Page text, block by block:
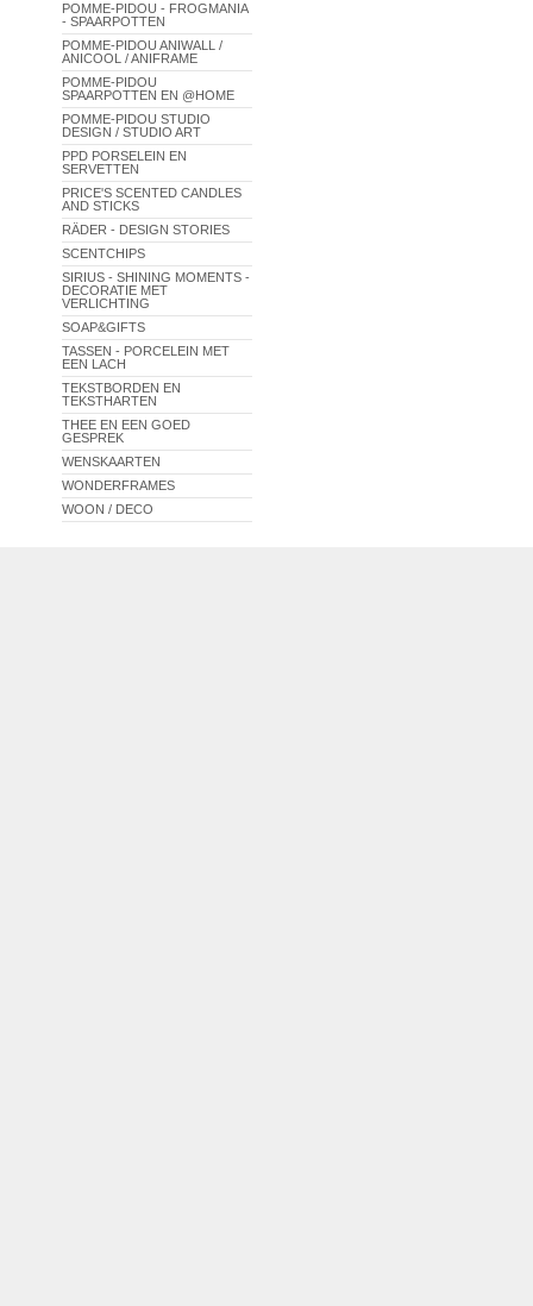
POMME-PIDOU - FROGMANIA
- SPAARPOTTEN
POMME-PIDOU ANIWALL /
ANICOOL / ANIFRAME
POMME-PIDOU
SPAARPOTTEN EN @HOME
POMME-PIDOU STUDIO
DESIGN / STUDIO ART
PPD PORSELEIN EN
SERVETTEN
PRICE'S SCENTED CANDLES
AND STICKS
RÄDER - DESIGN STORIES
SCENTCHIPS
SIRIUS - SHINING MOMENTS -
DECORATIE MET
VERLICHTING
SOAP&GIFTS
TASSEN - PORCELEIN MET
EEN LACH
TEKSTBORDEN EN
TEKSTHARTEN
THEE EN EEN GOED
GESPREK
WENSKAARTEN
WONDERFRAMES
WOON / DECO